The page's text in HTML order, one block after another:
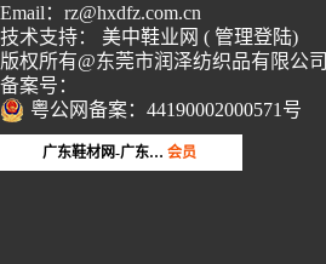
Email：rz@hxdfz.com.cn
技术支持：
美中鞋业网 ( 管理登陆)
版权所有@东莞市润泽纺织品有限公司
备案号：
粤公网备案：44190002000571号
品牌会员 第16年
广东鞋材网-广东省鞋材行业协会 会员